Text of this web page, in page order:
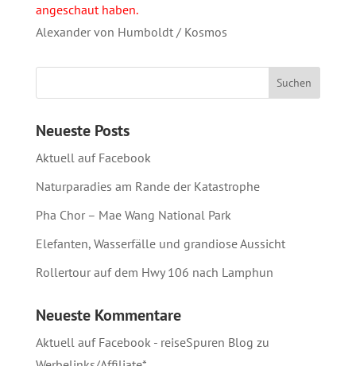
angeschaut haben.
Alexander von Humboldt / Kosmos
Neueste Posts
Aktuell auf Facebook
Naturparadies am Rande der Katastrophe
Pha Chor – Mae Wang National Park
Elefanten, Wasserfälle und grandiose Aussicht
Rollertour auf dem Hwy 106 nach Lamphun
Neueste Kommentare
Aktuell auf Facebook - reiseSpuren Blog zu